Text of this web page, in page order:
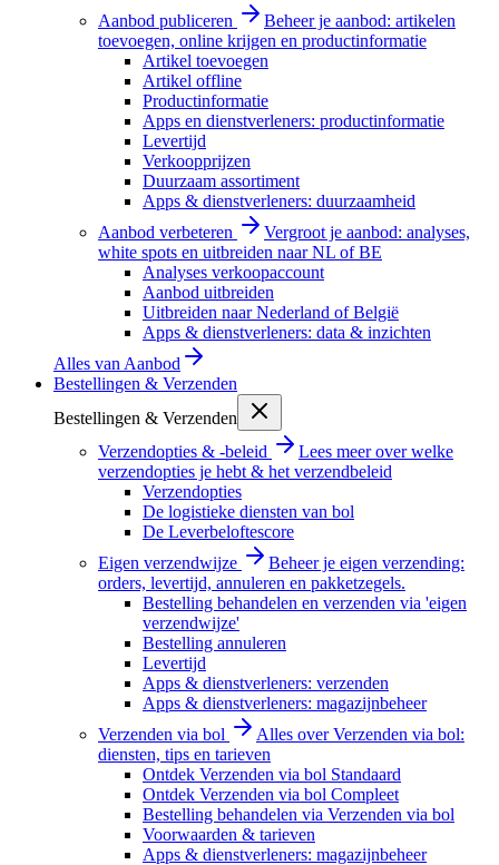
Aanbod publiceren
Beheer je aanbod: artikelen
toevoegen, online krijgen en productinformatie
Artikel toevoegen
Artikel offline
Productinformatie
Apps en dienstverleners: productinformatie
Levertijd
Verkoopprijzen
Duurzaam assortiment
Apps & dienstverleners: duurzaamheid
Aanbod verbeteren
Vergroot je aanbod: analyses,
white spots en uitbreiden naar NL of BE
Analyses verkoopaccount
Aanbod uitbreiden
Uitbreiden naar Nederland of België
Apps & dienstverleners: data & inzichten
Alles van Aanbod
Bestellingen & Verzenden
Bestellingen & Verzenden
Verzendopties & -beleid
Lees meer over welke
verzendopties je hebt & het verzendbeleid
Verzendopties
De logistieke diensten van bol
De Leverbeloftescore
Eigen verzendwijze
Beheer je eigen verzending:
orders, levertijd, annuleren en pakketzegels.
Bestelling behandelen en verzenden via 'eigen
verzendwijze'
Bestelling annuleren
Levertijd
Apps & dienstverleners: verzenden
Apps & dienstverleners: magazijnbeheer
Verzenden via bol
Alles over Verzenden via bol:
diensten, tips en tarieven
Ontdek Verzenden via bol Standaard
Ontdek Verzenden via bol Compleet
Bestelling behandelen via Verzenden via bol
Voorwaarden & tarieven
Apps & dienstverleners: magazijnbeheer